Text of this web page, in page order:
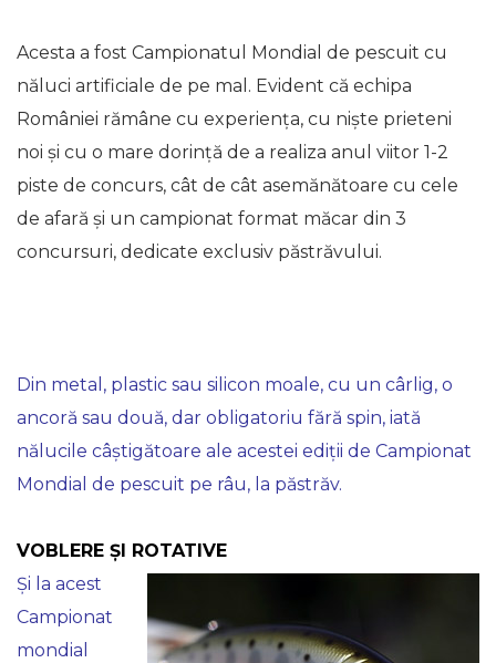
Acesta a fost Campionatul Mondial de pescuit cu
năluci artificiale de pe mal. Evident că echipa
României rămâne cu experiența, cu niște prieteni
noi și cu o mare dorință de a realiza anul viitor 1-2
piste de concurs, cât de cât asemănătoare cu cele
de afară și un campionat format măcar din 3
concursuri, dedicate exclusiv păstrăvului.
Din metal, plastic sau silicon moale, cu un cârlig, o
ancoră sau două, dar obligatoriu fără spin, iată
nălucile câștigătoare ale acestei ediții de Campionat
Mondial de pescuit pe râu, la păstrăv.
VOBLERE ȘI ROTATIVE
Și la acest
Campionat
mondial